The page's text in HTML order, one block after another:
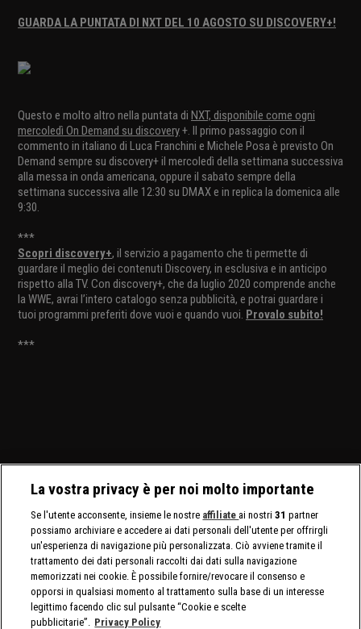
GUARDA LA PUNTATA DI NXT DEL 10 AGOSTO SU DISCOVERY+!
Questo e molto altro nella puntata di NXT, disponibile come ogni
mercoledì On Demand su discovery+. Il primo passaggio con il
commento in italiano di Luca Franchini e Michele Posa è previsto On
Demand sempre su discovery+ il mercoledì della settimana successiva
alla messa in onda americana, oppure il sabato sempre della
settimana successiva alle 12:30 su DMAX e in replica la domenica alle
9:30.
***
Scopri discovery+, il servizio a pagamento che ti permette di
guardare il meglio dei contenuti Discovery, in esclusiva e in anticipo
rispetto alla TV. Con discovery+, che da luglio 2020 comprende anche
la WWE, avrai l’intero catalogo senza pubblicità, e potrai guardare i
tuoi programmi preferiti dove vuoi e quando vuoi. Provalo subito!
***
La vostra privacy è per noi molto importante
Se l'utente acconsente, insieme le nostre affiliate ai nostri31 partner
possiamo archiviare e accedere ai dati personali dell'utente per offrirgli
un'esperienza di navigazione più personalizzata. Ciò avviene tramite il
trattamento dei dati personali raccolti dai dati sulla navigazione
memorizzati nei cookie. È possibile fornire/revocare il consenso e
opporsi in qualsiasi momento al trattamento sulla base di un interesse
legittimo facendo clic sul pulsante “Cookie e scelte
pubblicitarie”. Privacy Policy